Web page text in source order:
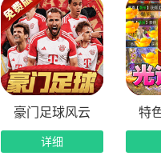
遇。
5、实物高爆掉落兑换
6、首爆首杀惊喜不断
领不停。
豪门足球风云
详细
特